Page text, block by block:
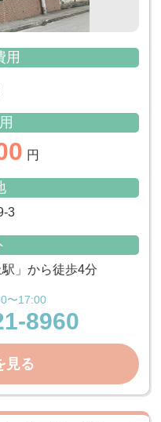
用
円
3
」から徒歩4分
〜17:00
8960
見る